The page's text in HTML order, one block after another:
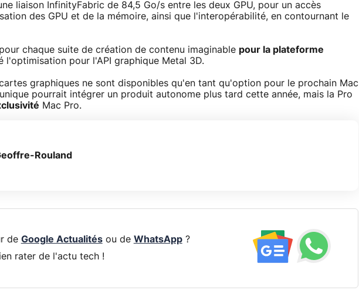
liaison InfinityFabric de 84,5 Go/s entre les deux GPU, pour un accès
des GPU et de la mémoire, ainsi que l'interopérabilité, en contournant le
chaque suite de création de contenu imaginable pour la plateforme
l'optimisation pour l'API graphique Metal 3D.
graphiques ne sont disponibles qu'en tant qu'option pour le prochain Mac
unique pourrait intégrer un produit autonome plus tard cette année, mais la Pro
Mac Pro.
Rouland
de Google Actualitésou de WhatsApp?
rater de l'actu tech !